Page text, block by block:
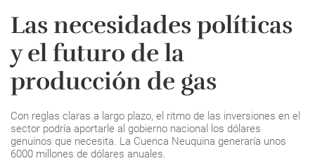
Las necesidades políticas
y el futuro de la
producción de gas
Con reglas claras a largo plazo, el ritmo de las inversiones en el
sector podría aportarle al gobierno nacional los dólares
genuinos que necesita. La Cuenca Neuquina generaría unos
6000 millones de dólares anuales.